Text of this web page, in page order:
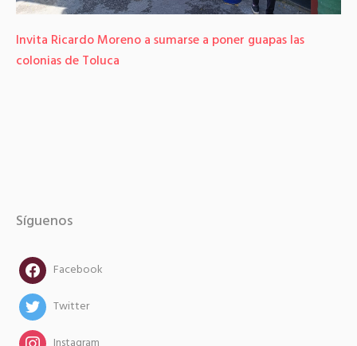
Invita Ricardo Moreno a sumarse a poner guapas las
colonias de Toluca
Síguenos
facebookFacebook
twitterTwitter
instagram